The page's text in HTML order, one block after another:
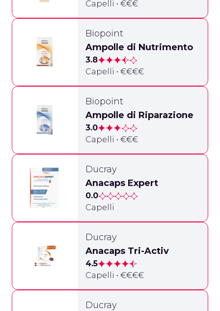
Capelli • €€€
Biopoint
Ampolle di Nutrimento
3.8
Capelli • €€€€
Biopoint
Ampolle di Riparazione
3.0
Capelli • €€€
Ducray
Anacaps Expert
0.0
Capelli
Ducray
Anacaps Tri-Activ
4.5
Capelli • €€€€
Ducray